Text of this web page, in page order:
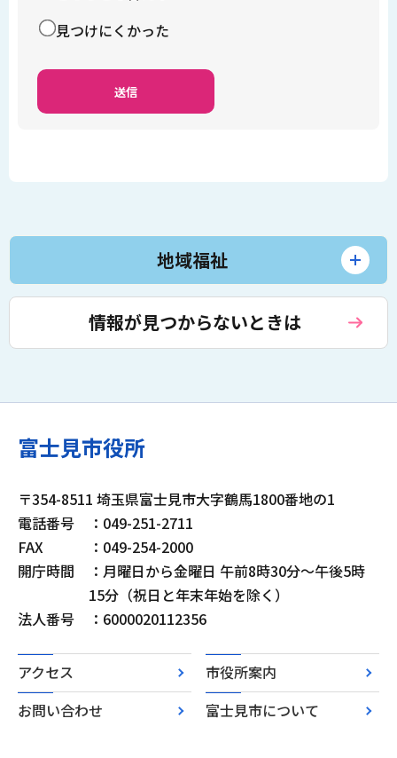
見つけにくかった
地域福祉
情報が見つからないときは
富士見市役所
〒354-8511 埼玉県富士見市大字鶴馬1800番地の1
電話番号
：049-251-2711
FAX
：049-254-2000
開庁時間
：月曜日から金曜日 午前8時30分～午後5時
15分（祝日と年末年始を除く）
法人番号
：6000020112356
アクセス
市役所案内
お問い合わせ
富士見市について